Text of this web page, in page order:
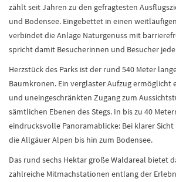
zählt seit Jahren zu den gefragtesten
und Bodensee. Eingebettet in einen
verbindet die Anlage Naturgenuss mit
spricht damit Besucherinnen und Besucher
Herzstück des Parks ist der rund 540 Meter
Baumkronen. Ein verglaster Aufzug ermöglicht
und uneingeschränkten Zugang zum
sämtlichen Ebenen des Stegs. In bis zu 40
eindrucksvolle Panoramablicke: Bei klarer
die Allgäuer Alpen bis hin zum Bodensee.
Das rund sechs Hektar große Waldareal bietet
zahlreiche Mitmachstationen entlang der